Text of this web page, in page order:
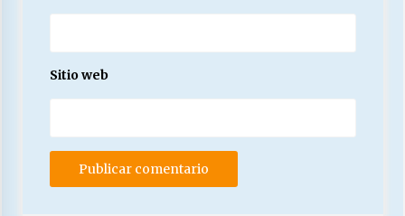
Sitio web